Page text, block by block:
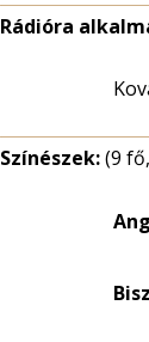
Rádióra
Színészek:(9